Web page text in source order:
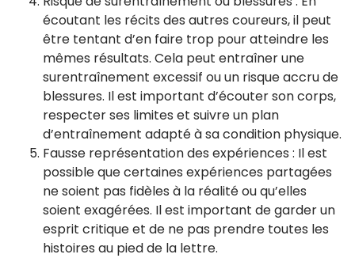
écoutant les récits des autres coureurs, il peut
être tentant d’en faire trop pour atteindre les
mêmes résultats. Cela peut entraîner une
surentraînement excessif ou un risque accru de
blessures. Il est important d’écouter son corps,
respecter ses limites et suivre un plan
d’entraînement adapté à sa condition physique.
Fausse représentation des expériences : Il est
possible que certaines expériences partagées
ne soient pas fidèles à la réalité ou qu’elles
soient exagérées. Il est important de garder un
esprit critique et de ne pas prendre toutes les
histoires au pied de la lettre.